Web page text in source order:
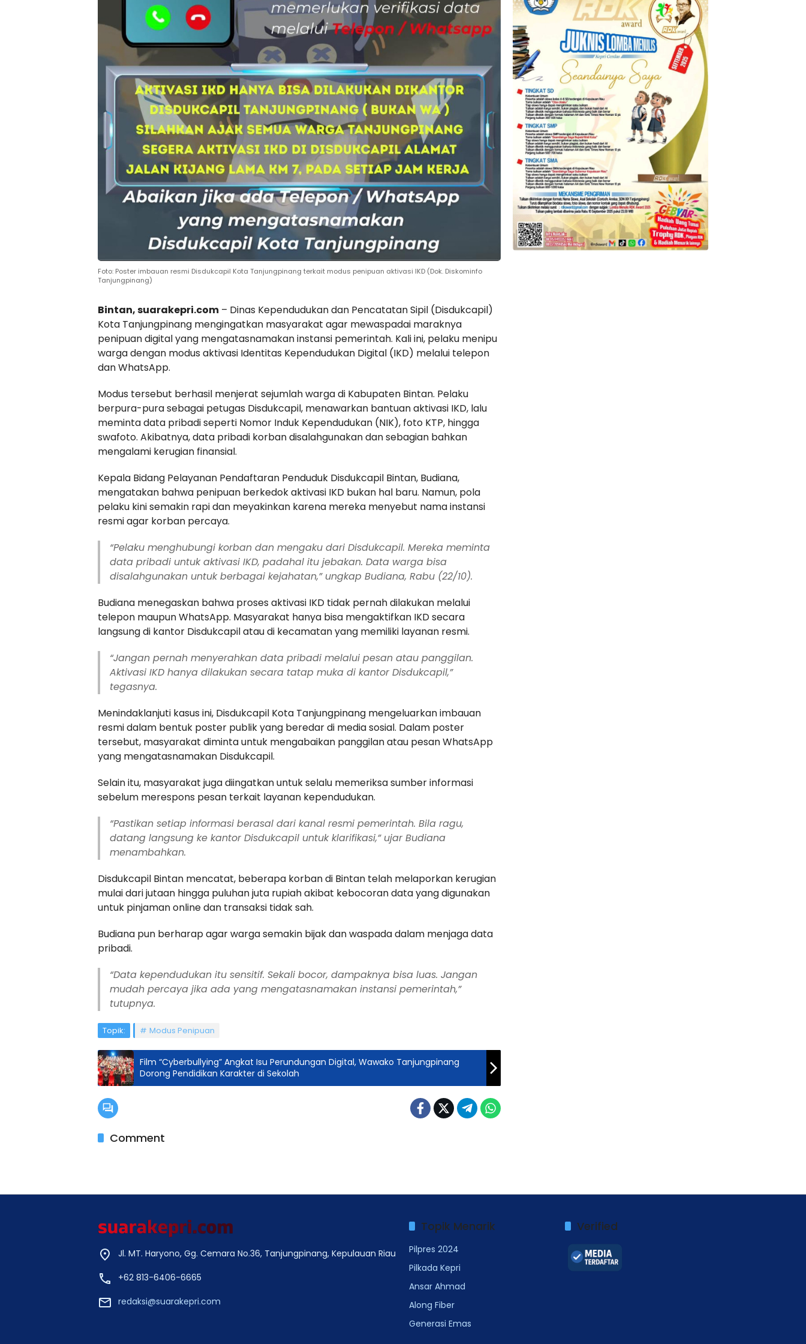
Foto: Poster imbauan resmi Disdukcapil Kota Tanjungpinang terkait modus penipuan aktivasi IKD (Dok. Diskominfo
Tanjungpinang)
Bintan, suarakepri.com – Dinas Kependudukan dan Pencatatan Sipil (Disdukcapil)
Kota Tanjungpinang mengingatkan masyarakat agar mewaspadai maraknya
penipuan digital yang mengatasnamakan instansi pemerintah. Kali ini, pelaku menipu
warga dengan modus aktivasi Identitas Kependudukan Digital (IKD) melalui telepon
dan WhatsApp.
Modus tersebut berhasil menjerat sejumlah warga di Kabupaten Bintan. Pelaku
berpura-pura sebagai petugas Disdukcapil, menawarkan bantuan aktivasi IKD, lalu
meminta data pribadi seperti Nomor Induk Kependudukan (NIK), foto KTP, hingga
swafoto. Akibatnya, data pribadi korban disalahgunakan dan sebagian bahkan
mengalami kerugian finansial.
Kepala Bidang Pelayanan Pendaftaran Penduduk Disdukcapil Bintan, Budiana,
mengatakan bahwa penipuan berkedok aktivasi IKD bukan hal baru. Namun, pola
pelaku kini semakin rapi dan meyakinkan karena mereka menyebut nama instansi
resmi agar korban percaya.
“Pelaku menghubungi korban dan mengaku dari Disdukcapil. Mereka meminta
data pribadi untuk aktivasi IKD, padahal itu jebakan. Data warga bisa
disalahgunakan untuk berbagai kejahatan,” ungkap Budiana, Rabu (22/10).
Budiana menegaskan bahwa proses aktivasi IKD tidak pernah dilakukan melalui
telepon maupun WhatsApp. Masyarakat hanya bisa mengaktifkan IKD secara
langsung di kantor Disdukcapil atau di kecamatan yang memiliki layanan resmi.
“Jangan pernah menyerahkan data pribadi melalui pesan atau panggilan.
Aktivasi IKD hanya dilakukan secara tatap muka di kantor Disdukcapil,”
tegasnya.
Menindaklanjuti kasus ini, Disdukcapil Kota Tanjungpinang mengeluarkan imbauan
resmi dalam bentuk poster publik yang beredar di media sosial. Dalam poster
tersebut, masyarakat diminta untuk mengabaikan panggilan atau pesan WhatsApp
yang mengatasnamakan Disdukcapil.
Selain itu, masyarakat juga diingatkan untuk selalu memeriksa sumber informasi
sebelum merespons pesan terkait layanan kependudukan.
“Pastikan setiap informasi berasal dari kanal resmi pemerintah. Bila ragu,
datang langsung ke kantor Disdukcapil untuk klarifikasi,” ujar Budiana
menambahkan.
Disdukcapil Bintan mencatat, beberapa korban di Bintan telah melaporkan kerugian
mulai dari jutaan hingga puluhan juta rupiah akibat kebocoran data yang digunakan
untuk pinjaman online dan transaksi tidak sah.
Budiana pun berharap agar warga semakin bijak dan waspada dalam menjaga data
pribadi.
“Data kependudukan itu sensitif. Sekali bocor, dampaknya bisa luas. Jangan
mudah percaya jika ada yang mengatasnamakan instansi pemerintah,”
tutupnya.
Topik: Modus Penipuan
Film “Cyberbullying” Angkat Isu Perundungan Digital, Wawako Tanjungpinang
Dorong Pendidikan Karakter di Sekolah
Comment
Jl. MT. Haryono, Gg. Cemara No.36, Tanjungpinang, Kepulauan Riau
+62 813-6406-6665
redaksi@suarakepri.com
Topik Menarik
Pilpres 2024
Pilkada Kepri
Ansar Ahmad
Along Fiber
Generasi Emas
Verified